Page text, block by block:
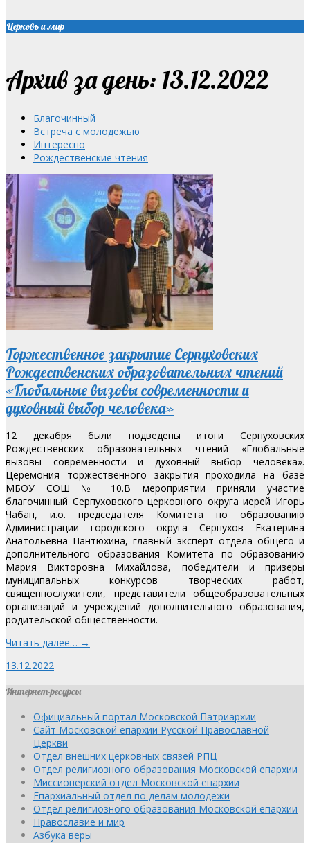
Церковь и мир
Архив за день: 13.12.2022
Благочинный
Встреча с молодежью
Интересно
Рождественские чтения
Торжественное закрытие Серпуховских
Рождественских образовательных чтений
«Глобальные вызовы современности и
духовный выбор человека»
12 декабря были подведены итоги Серпуховских
Рождественских образовательных чтений «Глобальные
вызовы современности и духовный выбор человека».
Церемония торжественного закрытия проходила на базе
МБОУ СОШ № 10.В мероприятии приняли участие
благочинный Серпуховского церковного округа иерей Игорь
Чабан, и.о. председателя Комитета по образованию
Администрации городского округа Серпухов Екатерина
Анатольевна Пантюхина, главный эксперт отдела общего и
дополнительного образования Комитета по образованию
Мария Викторовна Михайлова, победители и призеры
муниципальных конкурсов творческих работ,
священнослужители, представители общеобразовательных
организаций и учреждений дополнительного образования,
родительской общественности.
Читать далее… →
13.12.2022
Интернет-ресурсы
Официальный портал Московской Патриархии
Сайт Московской епархии Русской Православной
Церкви
Отдел внешних церковных связей РПЦ
Отдел религиозного образования Московской епархии
Миссионерский отдел Московской епархии
Епархиальный отдел по делам молодежи
Отдел религиозного образования Московской епархии
Православие и мир
Азбука веры